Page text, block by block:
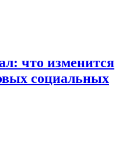
что изменится
социальных